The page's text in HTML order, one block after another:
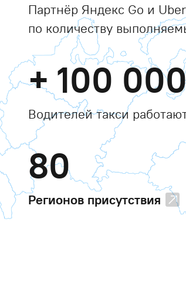
Партнёр Яндекс Go и Uber
по количеству
+100
Водителей такси
80
Регионов присутствия